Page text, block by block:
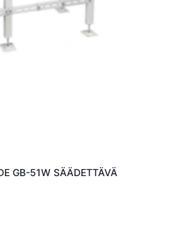
GB-51W SÄÄDETTÄVÄ